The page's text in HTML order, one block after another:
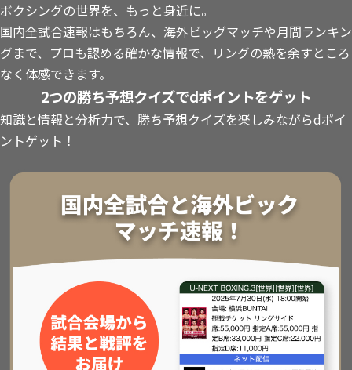
ボクシングの世界を、もっと身近に。
国内全試合速報はもちろん、海外ビッグマッチや月間ランキン
グまで、プロも認める確かな情報で、リングの熱を余すところ
なく体感できます。
2つの勝ち予想クイズでdポイントをゲット
知識と情報と分析力で、勝ち予想クイズを楽しみながらdポイ
ントゲット！